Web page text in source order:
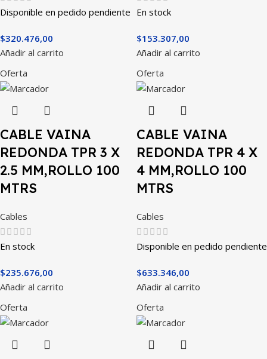
Disponible en pedido pendiente
$320.476,00
Añadir al carrito
En stock
$153.307,00
Añadir al carrito
Oferta
CABLE VAINA
REDONDA TPR 3 X
2.5 MM,ROLLO 100
MTRS
Cables
En stock
$235.676,00
Añadir al carrito
Oferta
CABLE VAINA
REDONDA TPR 4 X
4 MM,ROLLO 100
MTRS
Cables
Disponible en pedido pendiente
$633.346,00
Añadir al carrito
Oferta
Oferta